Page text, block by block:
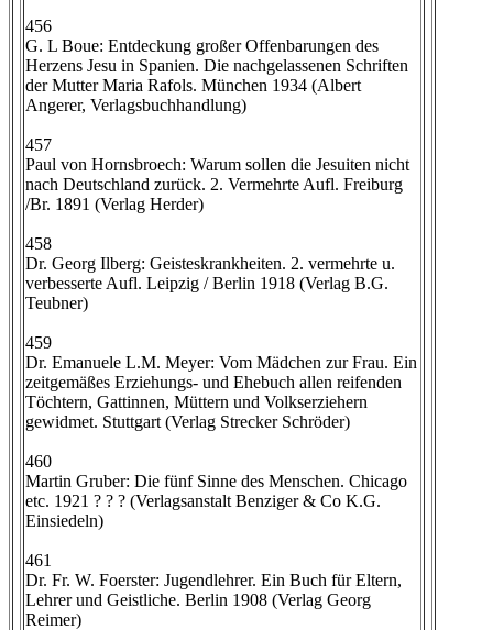
456
G. L Boue: Entdeckung großer Offenbarungen des
Herzens Jesu in Spanien. Die nachgelassenen Schriften
der Mutter Maria Rafols. München 1934 (Albert
Angerer, Verlagsbuchhandlung)
457
Paul von Hornsbroech: Warum sollen die Jesuiten nicht
nach Deutschland zurück. 2. Vermehrte Aufl. Freiburg
/Br. 1891 (Verlag Herder)
458
Dr. Georg Ilberg: Geisteskrankheiten. 2. vermehrte u.
verbesserte Aufl. Leipzig / Berlin 1918 (Verlag B.G.
Teubner)
459
Dr. Emanuele L.M. Meyer: Vom Mädchen zur Frau. Ein
zeitgemäßes Erziehungs- und Ehebuch allen reifenden
Töchtern, Gattinnen, Müttern und Volkserziehern
gewidmet. Stuttgart (Verlag Strecker Schröder)
460
Martin Gruber: Die fünf Sinne des Menschen. Chicago
etc. 1921 ? ? ? (Verlagsanstalt Benziger & Co K.G.
Einsiedeln)
461
Dr. Fr. W. Foerster: Jugendlehrer. Ein Buch für Eltern,
Lehrer und Geistliche. Berlin 1908 (Verlag Georg
Reimer)